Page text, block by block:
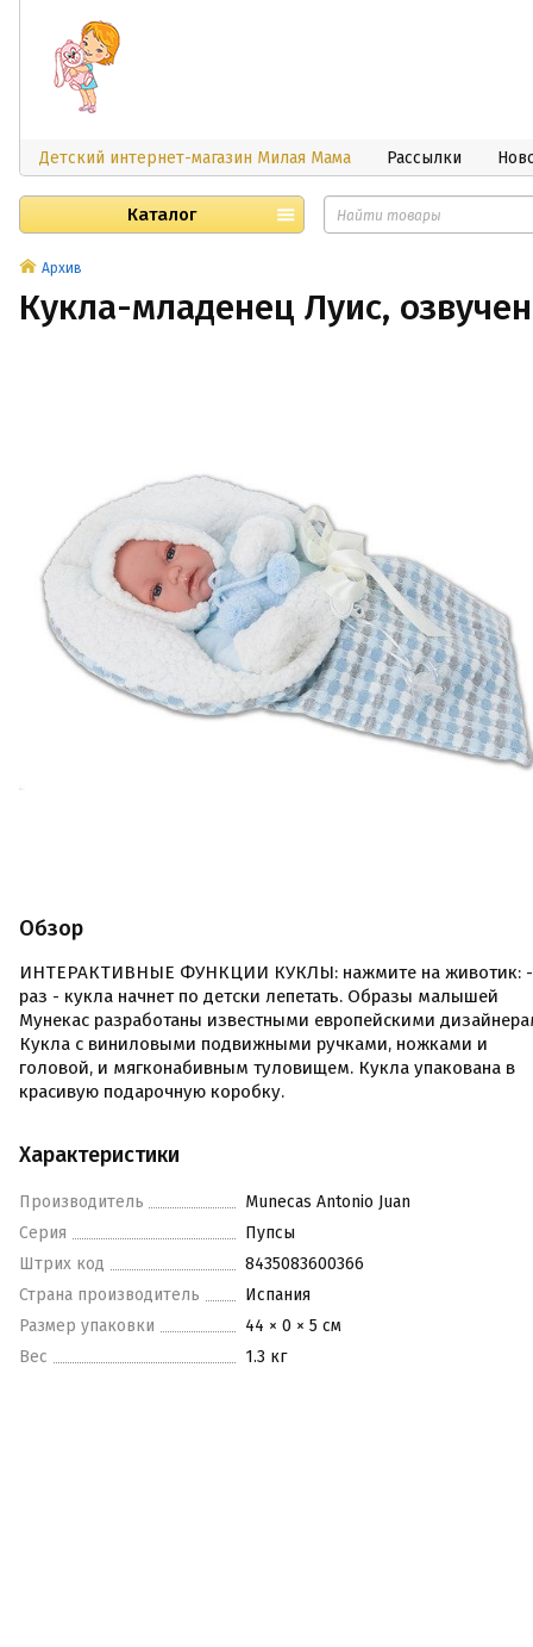
Детский интернет-магазин Милая Мама Рассылки
Каталог
Архив
Кукла-младенец Луиc,
Обзор
ИНТЕРАКТИВНЫЕ ФУНКЦИИ КУКЛЫ: нажмите на животик: -
раз - кукла начнет по детски лепетать. Образы малышей
Мунекас разработаны известными европейскими
Кукла с виниловыми подвижными ручками, ножками и
головой, и мягконабивным туловищем. Кукла упакована в
красивую подарочную коробку.
Характеристики
Производитель
Munecas Antonio Juan
Серия
Пупсы
Штрих код
8435083600366
Страна производитель
Испания
Размер упаковки
44 × 0 × 5 см
Вес
1.3 кг